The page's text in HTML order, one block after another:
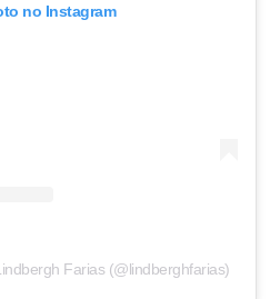
no Instagram
Farias (@lindberghfarias)